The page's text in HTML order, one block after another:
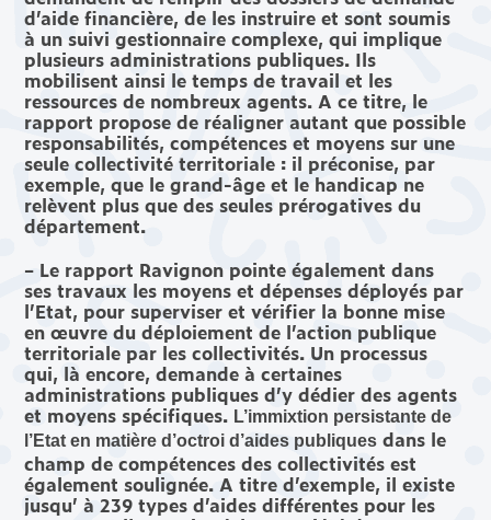
d’aide financière, de les instruire et sont soumis
à un suivi gestionnaire complexe, qui implique
plusieurs administrations publiques. Ils
mobilisent ainsi le temps de travail et les
ressources de nombreux agents. A ce titre, le
rapport propose de réaligner autant que possible
responsabilités, compétences et moyens sur une
seule collectivité territoriale : il préconise, par
exemple, que le grand-âge et le handicap ne
relèvent plus que des seules prérogatives du
département.
– Le rapport Ravignon pointe également dans
ses travaux les moyens et dépenses déployés par
l’Etat, pour superviser et vérifier la bonne mise
en œuvre du déploiement de l’action publique
territoriale par les collectivités. Un processus
qui, là encore, demande à certaines
administrations publiques d’y dédier des agents
et moyens spécifiques. L’immixtion persistante de
l’Etat en matière d’octroi d’aides publiques dans le
champ de compétences des collectivités est
également soulignée. A titre d’exemple, il existe
jusqu’ à 239 types d’aides différentes pour les